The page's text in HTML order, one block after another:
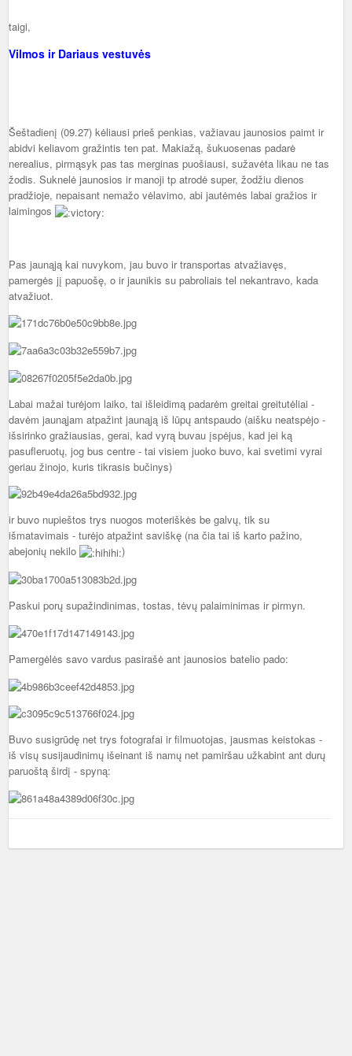
taigi,
Vilmos ir Dariaus vestuvės
Šeštadienį (09.27) kėliausi prieš penkias, važiavau jaunosios paimt ir
abidvi keliavom gražintis ten pat. Makiažą, šukuosenas padarė
nerealius, pirmąsyk pas tas merginas puošiausi, sužavėta likau ne tas
žodis. Suknelė jaunosios ir manoji tp atrodė super, žodžiu dienos
pradžioje, nepaisant nemažo vėlavimo, abi jautėmės labai gražios ir
laimingos
Pas jaunąją kai nuvykom, jau buvo ir transportas atvažiavęs,
pamergės jį papuošę, o ir jaunikis su pabroliais tel nekantravo, kada
atvažiuot.
Labai mažai turėjom laiko, tai išleidimą padarėm greitai greitutėliai -
davėm jaunąjam atpažint jaunąją iš lūpų antspaudo (aišku neatspėjo -
išsirinko gražiausias, gerai, kad vyrą buvau įspėjus, kad jei ką
pasufleruotų, jog bus centre - tai visiem juoko buvo, kai svetimi vyrai
geriau žinojo, kuris tikrasis bučinys)
ir buvo nupieštos trys nuogos moteriškės be galvų, tik su
išmatavimais - turėjo atpažint saviškę (na čia tai iš karto pažino,
abejonių nekilo
)
Paskui porų supažindinimas, tostas, tėvų palaiminimas ir pirmyn.
Pamergėlės savo vardus pasirašė ant jaunosios batelio pado:
Buvo susigrūdę net trys fotografai ir filmuotojas, jausmas keistokas -
iš visų susijaudinimų išeinant iš namų net pamiršau užkabint ant durų
paruoštą širdį - spyną: